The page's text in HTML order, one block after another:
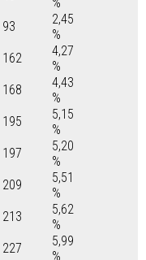
93
2,45
%
162
4,27
%
168
4,43
%
195
5,15
%
197
5,20
%
209
5,51
%
213
5,62
%
227
5,99
%